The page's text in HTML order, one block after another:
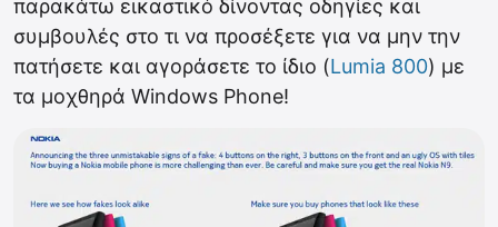
παρακάτω εικαστικό δίνοντας οδηγίες και
συμβουλές στο τι να προσέξετε για να μην την
πατήσετε και αγοράσετε το ίδιο (Lumia 800) με
τα μοχθηρά Windows Phone!